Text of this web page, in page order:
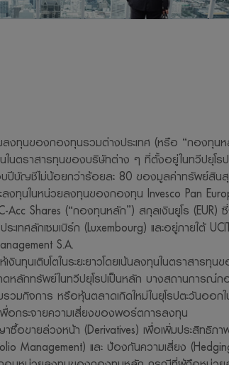
งทุนของกองทุนรวมต่างประเทศ (หรือ “กองทุน
ในตราสารทุนของบริษัทต่าง ๆ ที่ตั้งอยู่ในทวีปยุโร
บปีบัญชีไม่น้อยกว่าร้อยละ 80 ของมูลค่าทรัพย์สิน
งทุนในหน่วยลงทุนของกองทุน Invesco Pan
Acc Shares (“กองทุนหลัก”) สกุลเงินยูโร (EUR)
เทศลักเซมเบิร์ก (Luxembourg) และอยู่ภายใต้
S.A.
นทุนเติบโตในระยะยาวโดยเน้นลงทุนในตราสารทุน
ดหลักทรัพย์ในทวีปยุโรปเป็นหลัก บางสถานการณ์ก
มกิจการ หรือหุ้นตลาดเกิดใหม่ในยุโรปตะวันออกใ
พื่อกระจายความเสี่ยงของพอร์ตการลงทุน
ขายล่วงหน้า (Derivatives) เพื่อเพิ่มประสิทธิภา
Management) และ ป้องกันความเสี่ยง
และประกาศต่างๆ ที่สมาคมบริษัทจัดการลง
ทราบเพื่อที่บริษัทจัดการ จะสามารถกำกับแ
12. บริษัทจัดการขอสงวนสิทธิ์ในข้อมูล เอ
ดัดแปลง ลอกเลียนแบบ เผยแพร่ อ้างอิง ไ
13. บริษัทจัดการและผู้บริหาร รวมถึงพนัก
มาจากการเข้ามาใช้เว็บไซด์นี้
14. บริษัทขอสงวนสิทธิ์ในการแก้ไข ปรับปรุง
ต้องแจ้งให้ทราบล่วงหน้าแต่อย่างใด
15. บริษัทจัดการตระหนักถึงความสำคัญขอ
ความปลอดภัยของข้อมูลส่วนบุคคลของท่านไ
รวบรวม ใช้หรือเปิดเผยอย่างถูกต้องตาม
ได้ที่เว็บไซต์https://www.lhfund.co.th/